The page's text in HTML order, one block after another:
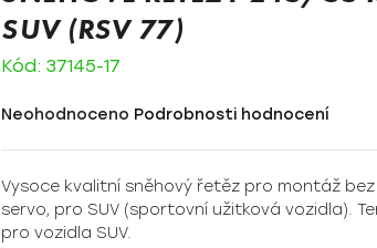
SUV (RSV 77)
Kód: 37145-17
Průměrné
je
0,0
z
Neohodnoceno Podrobnosti hodnocení
Vysoce kvalitní sněhový řetěz pro montáž
servo, pro SUV (sportovní užitková vozidla).
pro vozidla SUV.